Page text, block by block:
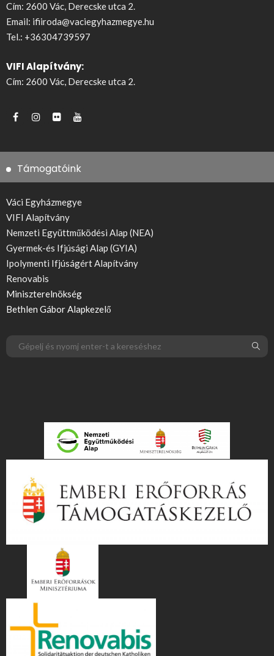
Cím: 2600 Vác, Derecske utca 2.
Email: ifiiroda@vaciegyhazmegye.hu
Tel.: +36304739597
VIFI Alapítvány:
Cím: 2600 Vác, Derecske utca 2.
Támogatóink
Váci Egyházmegye
VIFI Alapítvány
Nemzeti Együttműködési Alap (NEA)
Gyermek-és Ifjúsági Alap (GYIA)
Ipolymenti Ifjúságért Alapítvány
Renovabis
Miniszterelnökség
Bethlen Gábor Alapkezelő